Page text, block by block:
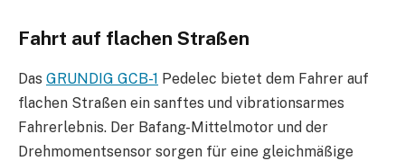
Fahrt auf flachen Straßen
Das GRUNDIG GCB-1 Pedelec bietet dem Fahrer auf
flachen Straßen ein sanftes und vibrationsarmes
Fahrerlebnis. Der Bafang-Mittelmotor und der
Drehmomentsensor sorgen für eine gleichmäßige